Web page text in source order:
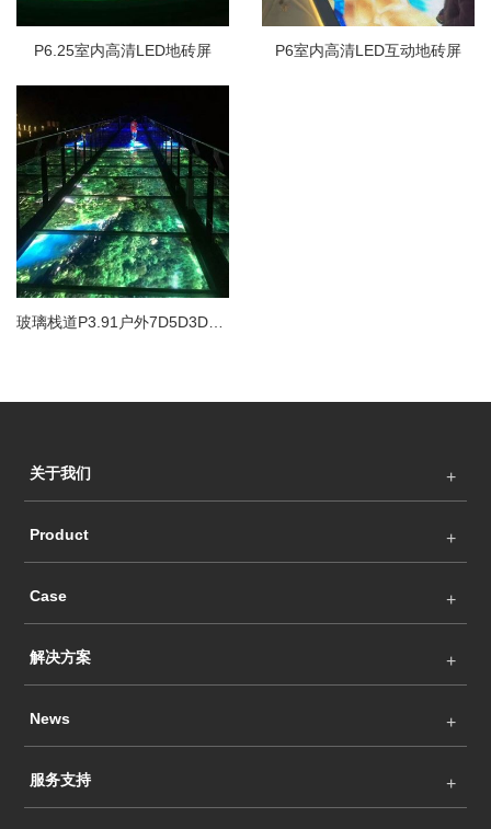
P6.25室内高清LED地砖屏 P6室内高清LED互动地砖屏
关于我们
Product
Case
解决方案
News
服务支持